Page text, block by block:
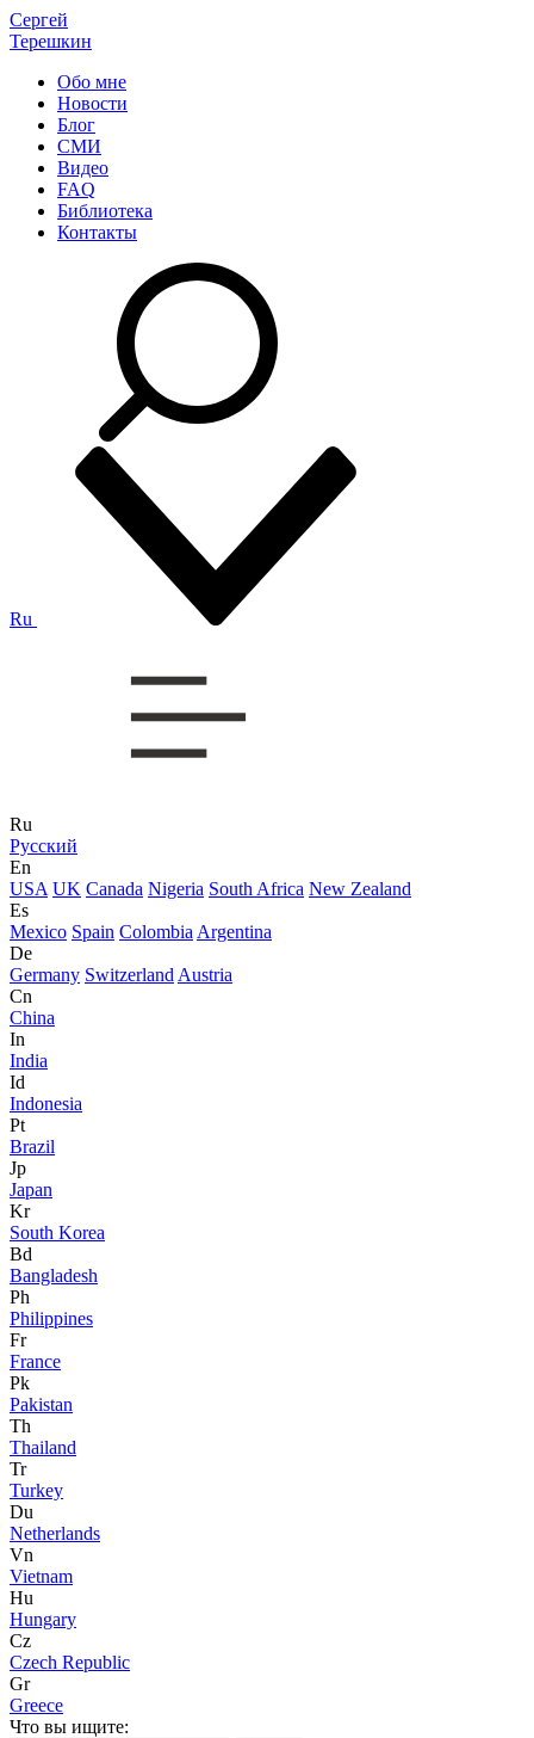
Сергей
Терешкин
Обо мне
Новости
Блог
СМИ
Видео
FAQ
Библиотека
Контакты
Ru
Ru
Русский
En
USA UK Canada Nigeria South Africa New Zealand
Es
Mexico Spain Colombia Argentina
De
Germany Switzerland Austria
Cn
China
In
India
Id
Indonesia
Pt
Brazil
Jp
Japan
Kr
South Korea
Bd
Bangladesh
Ph
Philippines
Fr
France
Pk
Pakistan
Th
Thailand
Tr
Turkey
Du
Netherlands
Vn
Vietnam
Hu
Hungary
Cz
Czech Republic
Gr
Greece
Что вы ищите: